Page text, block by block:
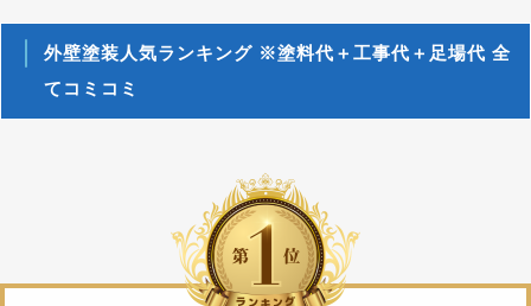
外壁塗装人気ランキング ※塗料代＋工事代＋足場代 全
てコミコミ